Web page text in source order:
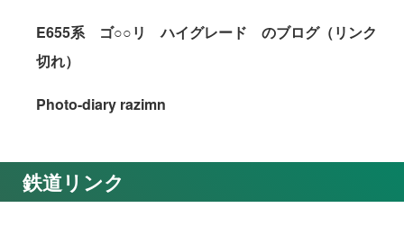
E655系 ゴ○○リ ハイグレード のブログ（リンク
切れ）
Photo-diary razimn
鉄道リンク